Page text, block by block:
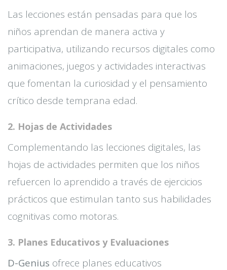
Las lecciones están pensadas para que los
niños aprendan de manera activa y
participativa, utilizando recursos digitales como
animaciones, juegos y actividades interactivas
que fomentan la curiosidad y el pensamiento
crítico desde temprana edad.
2. Hojas de Actividades
Complementando las lecciones digitales, las
hojas de actividades permiten que los niños
refuercen lo aprendido a través de ejercicios
prácticos que estimulan tanto sus habilidades
cognitivas como motoras.
3. Planes Educativos y Evaluaciones
D-Genius ofrece planes educativos